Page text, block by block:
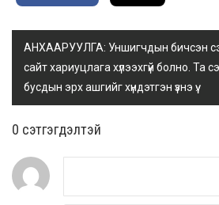
АНХААРУУЛГА: Уншигчдын бичсэн
сайт хариуцлага хүлээхгүй болно. Та
бусдын эрх ашгийг хүндэтгэн үзнэ үү.
0 cэтгэгдэлтэй